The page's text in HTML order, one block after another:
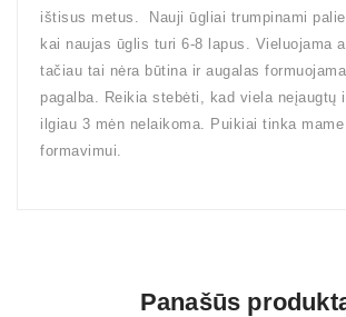
ištisus metus. Nauji ūgliai trumpinami
kai naujas ūglis turi 6-8 lapus. Vieluojama
tačiau tai nėra būtina ir augalas
pagalba. Reikia stebėti, kad viela neįaugtų
ilgiau 3 mėn nelaikoma. Puikiai tinka mame
formavimui.
Panašūs